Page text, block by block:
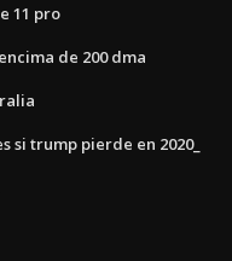
11 pro
de 200 dma
si trump pierde en 2020_